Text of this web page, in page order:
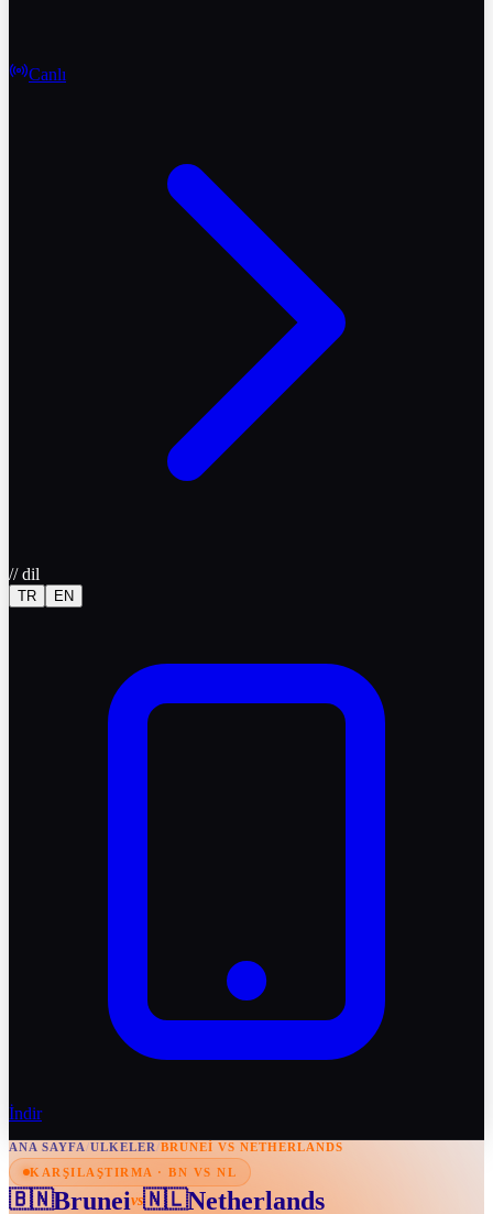
Canlı
//dil
TR EN
İndir
ANA SAYFA/ULKELER/BRUNEI VS NETHERLANDS
KARŞILAŞTIRMA · BN VS NL
🇧🇳Bruneivs🇳🇱Netherlands